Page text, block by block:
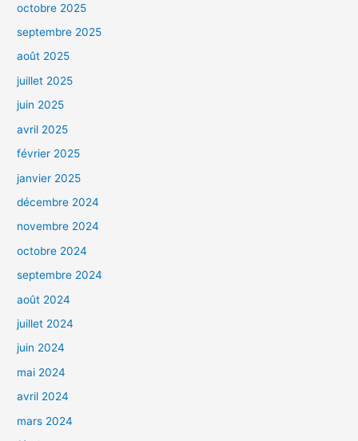
octobre 2025
septembre 2025
août 2025
juillet 2025
juin 2025
avril 2025
février 2025
janvier 2025
décembre 2024
novembre 2024
octobre 2024
septembre 2024
août 2024
juillet 2024
juin 2024
mai 2024
avril 2024
mars 2024